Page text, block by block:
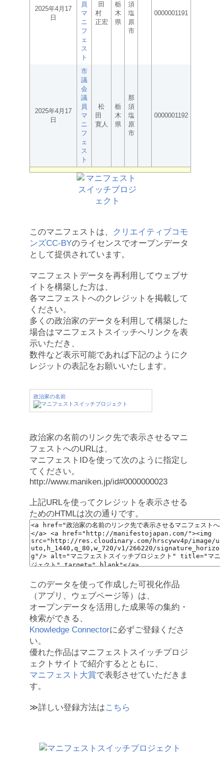
2025年4月17
日
員
マ
ニ
フ
ェ
ス
ト
田
村
正宏
栃
木
県
須
塩
原
市
0000001191
2025年4月17
日
市
議
会
議
員
マ
ニ
フ
ェ
ス
ト
松
田
寛人
栃
木
県
那
須
塩
原
市
0000001192
このマニフェストは、
クリエイティブコモ
ンズCC-BYのライセンスでオープンデータ
として提供されています。
マニフェストデータを再利用してウェブサ
イトを構築した方は、
各マニフェストへのクレジットを掲載して
ください。
多くの政治家のデータを利用して構築した
場合はマニフェストスイッチへリンクを表
示いただき、
数件など表示可能であれば下記のようにク
レジットの表記をお願いいたします。
政治家の名前
政治家の名前のリンク先で表示させるマニ
フェストへのURLは、
マニフェストIDを使って次のように指定し
てください。
http://www.maniken.jp/id#0000000023
上記URLを使ってクレジットを表示させる
ためのHTMLは次の通りです。
このデータを使って作成した可視化作品
（アプリ、ウェブページ等）は、
オープンデータを活用した成果等の集約・
検索ができる、
Knowledge Connectorに必ずご登録くださ
い。
優れた作品はマニフェストスイッチプロジ
ェクトサイトで紹介するとともに、
マニフェスト大賞で表彰させていただきま
す。
≫詳しい登録方法はこちら